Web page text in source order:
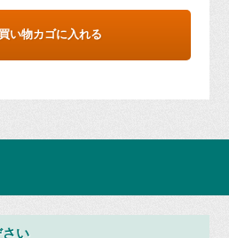
買い物カゴに入れる
い